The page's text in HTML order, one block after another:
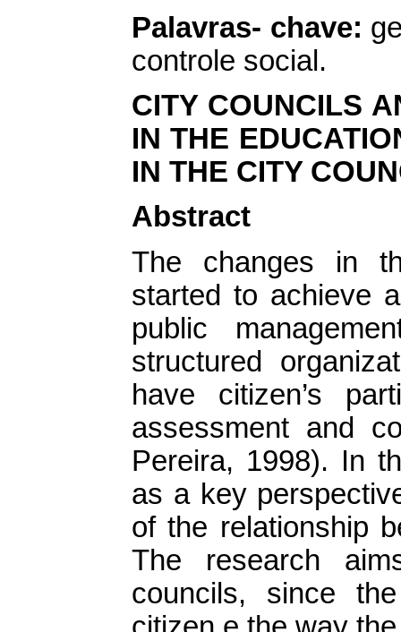
Palavras- chave:
controle social.
CITY COUNCILS
IN THE
IN THE CITY
Abstract
The changes in
started to achieve
public
structured
have citizen’s
assessment and
Pereira, 1998). In
as a key
of the relationship
The research
councils, since